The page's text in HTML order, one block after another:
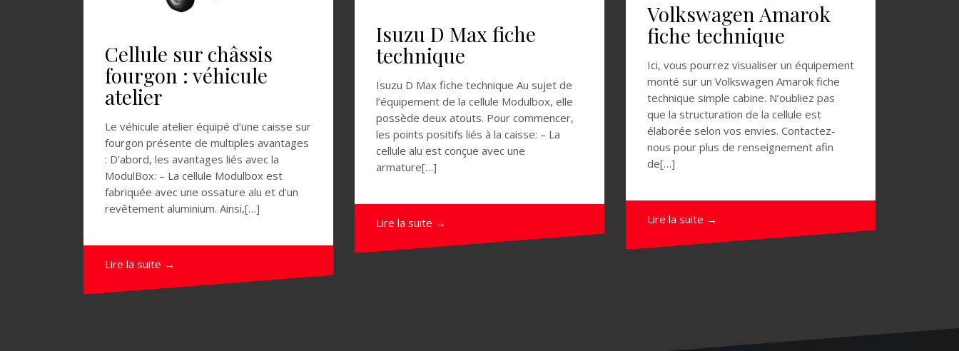
Volkswagen Amarok
fiche technique
Ici, vous pourrez visualiser un équipement
monté sur un Volkswagen Amarok fiche
technique simple cabine. N’oubliez pas
que la structuration de la cellule est
élaborée selon vos envies. Contactez-
nous pour plus de renseignement afin
de[…]
Lire la suite →
Isuzu D Max fiche
technique
Isuzu D Max fiche technique Au sujet de
l’équipement de la cellule Modulbox, elle
possède deux atouts. Pour commencer,
les points positifs liés à la caisse: – La
cellule alu est conçue avec une
armature[…]
Lire la suite →
Cellule sur châssis
fourgon : véhicule
atelier
Le véhicule atelier équipé d’une caisse sur
fourgon présente de multiples avantages
: D’abord, les avantages liés avec la
ModulBox: – La cellule Modulbox est
fabriquée avec une ossature alu et d’un
revêtement aluminium. Ainsi,[…]
Lire la suite →